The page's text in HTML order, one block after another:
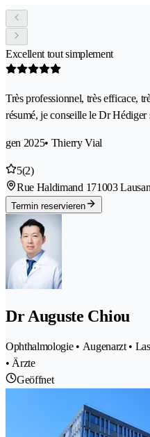
Excellent tout simplement
Très professionnel, très efficace,
résumé, je conseille le Dr Hédiger
gen 2025• Thierry Vial
5(2)
Rue Haldimand 171003
Termin reservieren
Dr Auguste Chiou
Ophthalmologie • Augenarzt •
• Ärzte
Geöffnet